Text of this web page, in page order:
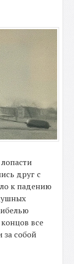
друг с
к падению
все
за собой